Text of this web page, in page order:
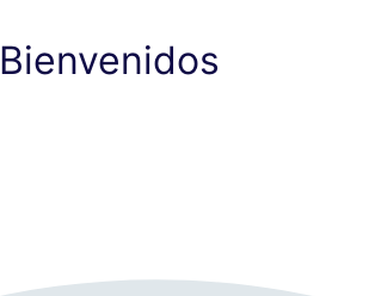
Bienvenidos